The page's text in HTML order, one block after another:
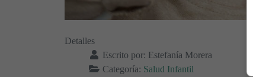
Detalles
Escrito por: Estefanía Morera
Categoría: Salud Infantil